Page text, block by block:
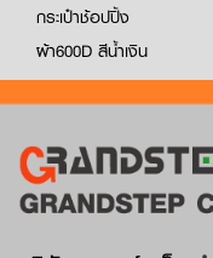
กระเป๋าช้อปปิ้ง
ผ้า600D สีน้ำเงิน